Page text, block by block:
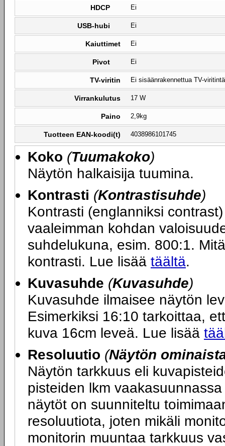
HDCP Ei
USB-hubi Ei
Kaiuttimet Ei
Pivot Ei
TV-viritin Ei sisäänrakennettua TV-viritintä
Virrankulutus 17 W
Paino 2,9kg
Tuotteen EAN-koodi(t) 4038986101745
Koko (Tuumakoko)
Näytön halkaisija tuumina.
Kontrasti (Kontrastisuhde)
Kontrasti (englanniksi
vaaleimman kohdan
suhdelukuna, esim. 800:1.
kontrasti. Lue lisää täältä.
Kuvasuhde (Kuvasuhde)
Kuvasuhde ilmaisee näytön
Esimerkiksi 16:10 tarkoittaa,
kuva 16cm leveä. Lue lisää
Resoluutio (Näytön
Näytön tarkkuus eli
pisteiden lkm
näytöt on suunniteltu
resoluutiota, joten mikäli
monitorin muuntaa tarkkuus